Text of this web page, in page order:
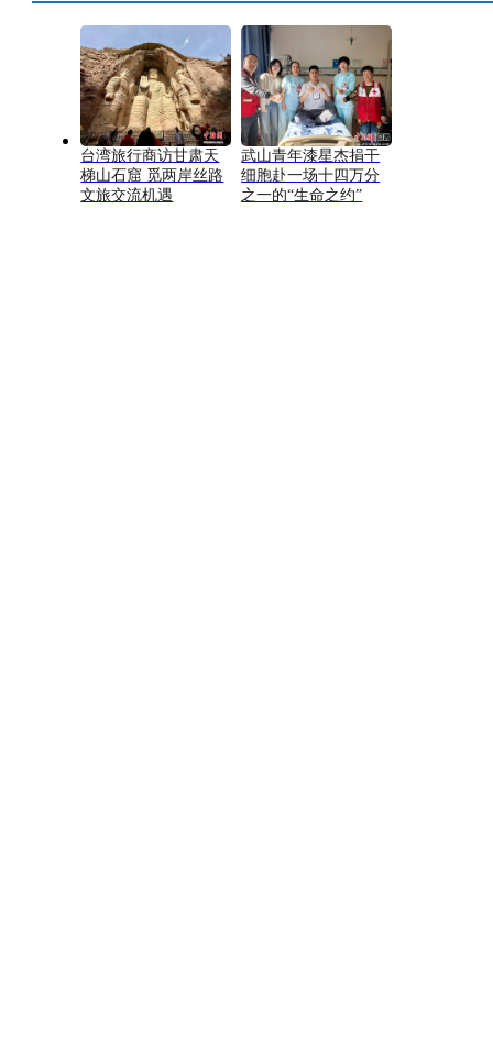
台湾旅行商访甘肃天
梯山石窟 觅两岸丝路
文旅交流机遇
武山青年漆星杰捐干
细胞赴一场十四万分
之一的“生命之约”